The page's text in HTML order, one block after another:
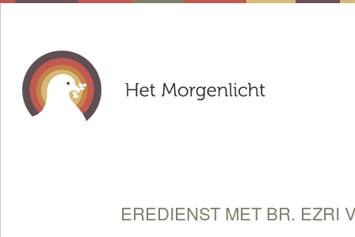
EREDIENST MET BR. EZRI